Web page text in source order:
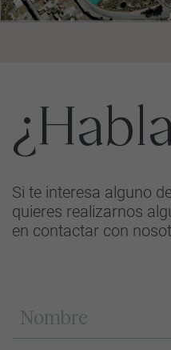
Si te interesa alguno
quieres realizarnos
en contactar con